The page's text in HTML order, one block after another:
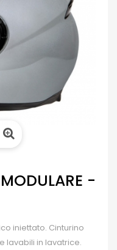
-
iniettato. Cinturino
lavabili in lavatrice.